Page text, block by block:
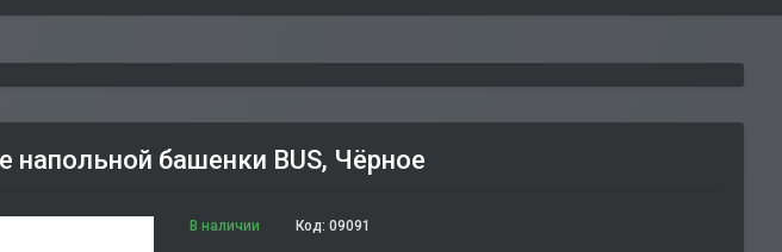
напольной башенки BUS, Чёрное
В наличии Код: 09091